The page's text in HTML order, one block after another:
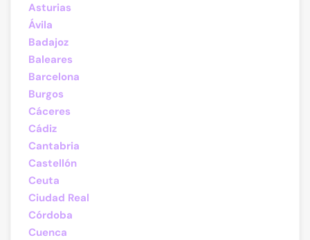
Asturias
Ávila
Badajoz
Baleares
Barcelona
Burgos
Cáceres
Cádiz
Cantabria
Castellón
Ceuta
Ciudad Real
Córdoba
Cuenca